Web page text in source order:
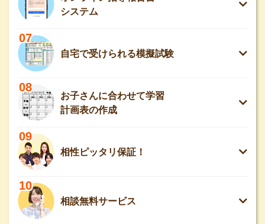
システム
07
自宅で受けられる模擬試験
08
お子さんに合わせて学習
計画表の作成
09
相性ピッタリ保証！
10
相談無料サービス